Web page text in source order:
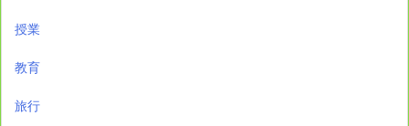
授業
教育
旅行